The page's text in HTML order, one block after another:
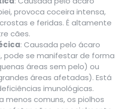
provoca coceira intensa,
e feridas. É altamente
cães.
: Causada pelo ácaro
pode se manifestar de forma
áreas sem pelo) ou
áreas afetadas). Está
imunológicas.
menos comuns, os piolhos